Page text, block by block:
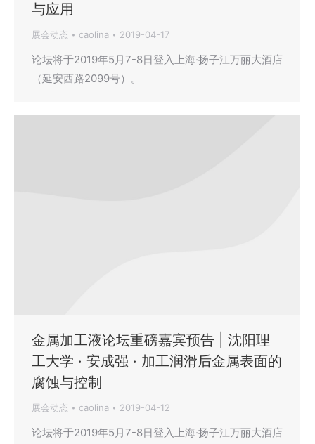
与应用
展会动态 caolina 2019-04-17
论坛将于2019年5月7-8日登入上海·扬子江万丽大酒店
（延安西路2099号）。
金属加工液论坛重磅嘉宾预告 | 沈阳理
工大学 · 安成强 · 加工润滑后金属表面的
腐蚀与控制
展会动态 caolina 2019-04-12
论坛将于2019年5月7-8日登入上海·扬子江万丽大酒店